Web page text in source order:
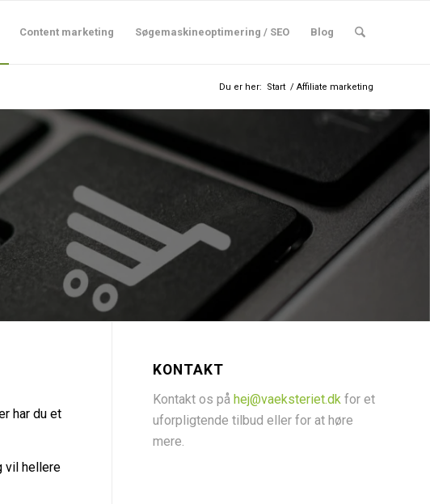
Content marketing Søgemaskineoptimering / SEO Blog
Du er her: Start / Affiliate marketing
har du et
vil hellere
KONTAKT
Kontakt os påhej@vaeksteriet.dk for et
uforpligtende tilbud eller for at høre
mere.